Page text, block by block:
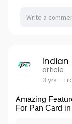
Indian
article
3 yrs -
Amazing
For Pan Card in